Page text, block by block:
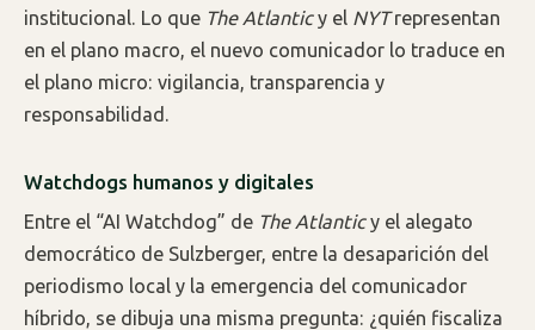
institucional. Lo que The Atlanticy el NYTrepresentan
en el plano macro, el nuevo comunicador lo traduce en
el plano micro: vigilancia, transparencia y
responsabilidad.
Watchdogs humanos y digitales
Entre el “AI Watchdog” de The Atlanticy el alegato
democrático de Sulzberger, entre la desaparición del
periodismo local y la emergencia del comunicador
híbrido, se dibuja una misma pregunta: ¿quién fiscaliza